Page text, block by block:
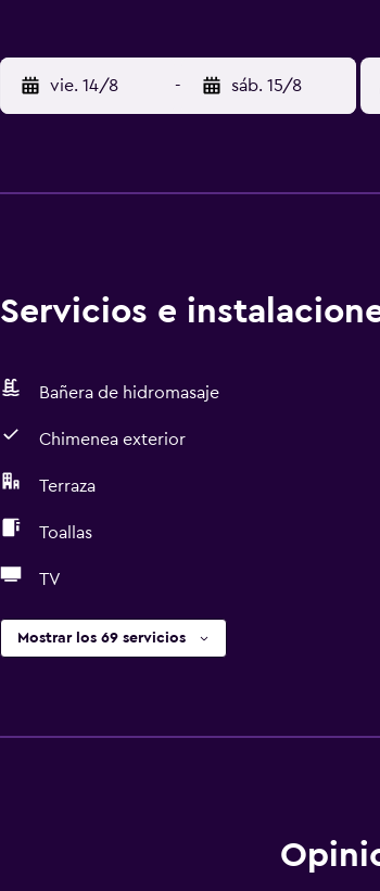
vie. 14/8 - sáb. 15/8
Servicios e
Bañera de hidromasaje
Chimenea exterior
Terraza
Toallas
TV
Mostrar los 69 servicios